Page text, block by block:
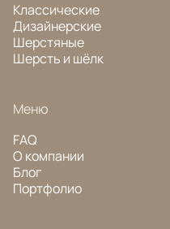
Классические
Дизайнерские
Шерстяные
Шерсть и шёлк
Меню
FAQ
О компании
Блог
Портфолио